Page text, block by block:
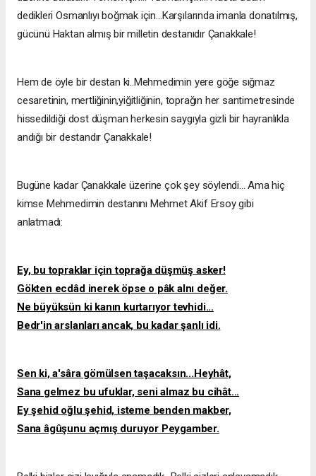
dedikleri Osmanlıyı boğmak için…Karşılarında imanla donatılmış,
gücünü Haktan almış bir milletin destanıdır Çanakkale!
Hem de öyle bir destan ki..Mehmedimin yere göğe sığmaz
cesaretinin, mertliğinin,yiğitliğinin, toprağın her santimetresinde
hissedildiği dost düşman herkesin saygıyla gizli bir hayranlıkla
andığı bir destandır Çanakkale!
Bugüne kadar Çanakkale üzerine çok şey söylendi... Ama hiç
kimse Mehmedimin destanını Mehmet Akif Ersoy gibi
anlatmadı:
Ey, bu topraklar için toprağa düşmüş asker!
Gökten ecdâd inerek öpse o pâk alnı değer.
Ne büyüksün ki kanın kurtarıyor tevhidi...
Bedr'in arslanları ancak, bu kadar şanlı idi.
Sen ki, a'sâra gömülsen taşacaksın...Heyhât,
Sana gelmez bu ufuklar, seni almaz bu cihât...
Ey şehid oğlu şehid, isteme benden makber,
Sana âgûşunu açmış duruyor Peygamber.